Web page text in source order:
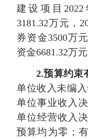
建设项目
3181.32万元，
券资金3500万
资金6681.32万
2.预算约束
单位收入未编
单位事业收入
单位经营收入
预算均为零；